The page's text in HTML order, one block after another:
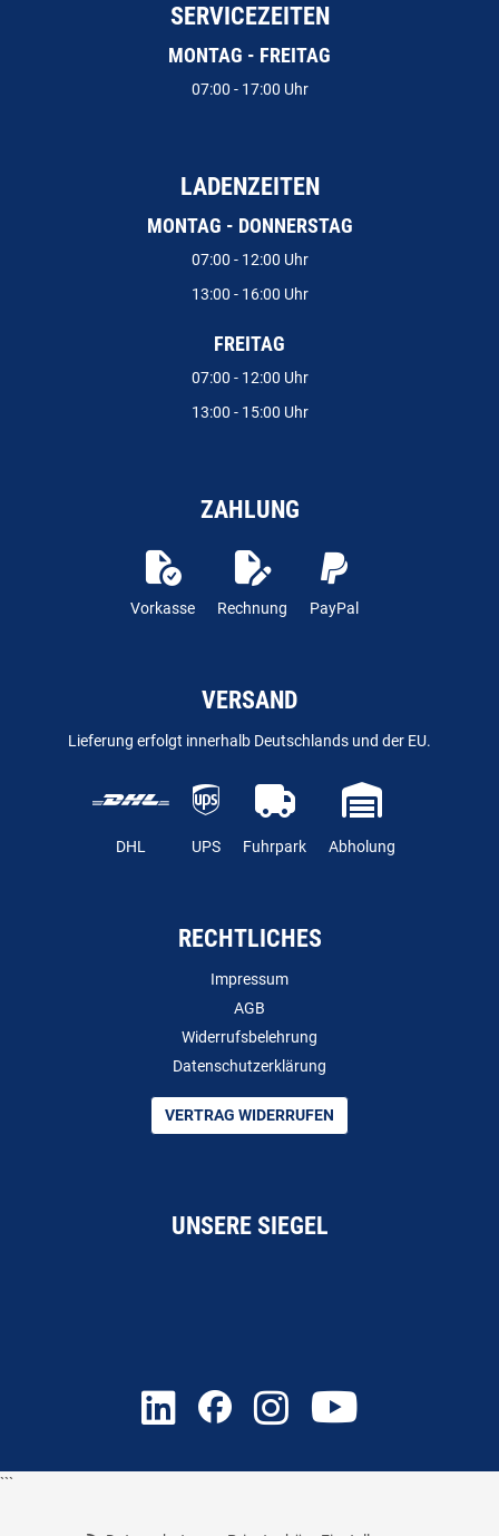
SERVICEZEITEN
MONTAG - FREITAG
07:00 - 17:00 Uhr
LADENZEITEN
MONTAG - DONNERSTAG
07:00 - 12:00 Uhr
13:00 - 16:00 Uhr
FREITAG
07:00 - 12:00 Uhr
13:00 - 15:00 Uhr
ZAHLUNG
Vorkasse Rechnung PayPal
VERSAND
Lieferung erfolgt innerhalb Deutschlands und der EU.
DHL UPS Fuhrpark Abholung
RECHTLICHES
Impressum
AGB
Widerrufsbelehrung
Datenschutzerklärung
VERTRAG WIDERRUFEN
UNSERE SIEGEL
```